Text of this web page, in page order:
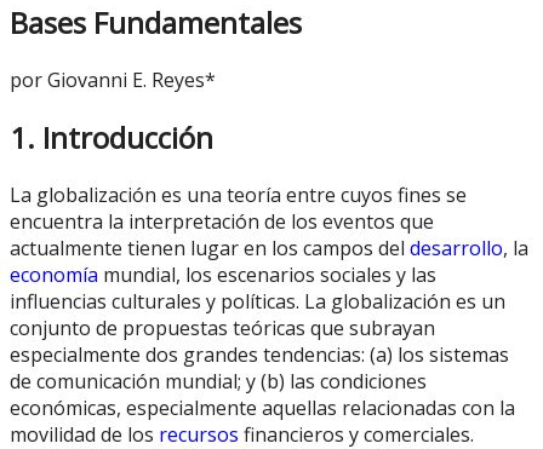
Bases Fundamentales
por Giovanni E. Reyes*
1. Introducción
La globalización es una teoría entre cuyos fines se
encuentra la interpretación de los eventos que
actualmente tienen lugar en los campos del desarrollo, la
economía mundial, los escenarios sociales y las
influencias culturales y políticas. La globalización es un
conjunto de propuestas teóricas que subrayan
especialmente dos grandes tendencias: (a) los sistemas
de comunicación mundial; y (b) las condiciones
económicas, especialmente aquellas relacionadas con la
movilidad de los recursos financieros y comerciales.